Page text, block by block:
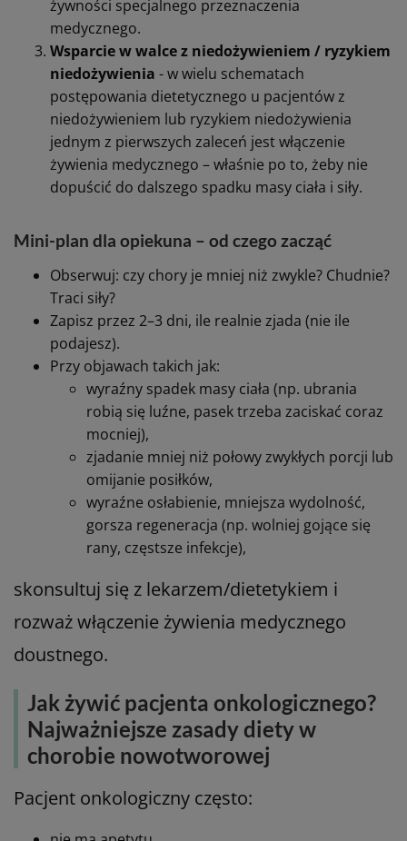
żywności specjalnego przeznaczenia
medycznego.
Wsparcie w walce z niedożywieniem / ryzykiem
niedożywienia - w wielu schematach
postępowania dietetycznego u pacjentów z
niedożywieniem lub ryzykiem niedożywienia
jednym z pierwszych zaleceń jest włączenie
żywienia medycznego – właśnie po to, żeby nie
dopuścić do dalszego spadku masy ciała i siły.
Mini-plan dla opiekuna – od czego zacząć
Obserwuj: czy chory je mniej niż zwykle? Chudnie?
Traci siły?
Zapisz przez 2–3 dni, ile realnie zjada (nie ile
podajesz).
Przy objawach takich jak:
wyraźny spadek masy ciała (np. ubrania
robią się luźne, pasek trzeba zaciskać coraz
mocniej),
zjadanie mniej niż połowy zwykłych porcji lub
omijanie posiłków,
wyraźne osłabienie, mniejsza wydolność,
gorsza regeneracja (np. wolniej gojące się
rany, częstsze infekcje),
skonsultuj się z lekarzem/dietetykiem i
rozważ włączenie żywienia medycznego
doustnego.
Jak żywić pacjenta onkologicznego?
Najważniejsze zasady diety w
chorobie nowotworowej
Pacjent onkologiczny często: